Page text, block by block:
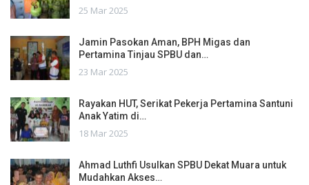
25 Mar 2025
Jamin Pasokan Aman, BPH Migas dan
Pertamina Tinjau SPBU dan…
23 Mar 2025
Rayakan HUT, Serikat Pekerja Pertamina Santuni
Anak Yatim di…
18 Mar 2025
Ahmad Luthfi Usulkan SPBU Dekat Muara untuk
Mudahkan Akses…